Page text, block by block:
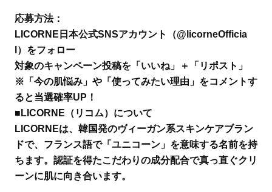
応募方法：
LICORNE日本公式SNSアカウント（@licorneOfficia
l）をフォロー
対象のキャンペーン投稿を「いいね」＋「リポスト」
※「今の肌悩み」や「使ってみたい理由」をコメントす
ると当選確率UP！
■LICORNE（リコム）について
LICORNEは、韓国発のヴィーガン系スキンケアブラン
ドで、フランス語で「ユニコーン」を意味する名前を持
ちます。認証を得たこだわりの成分配合で真っ直ぐクリ
ーンに肌に向き合います。